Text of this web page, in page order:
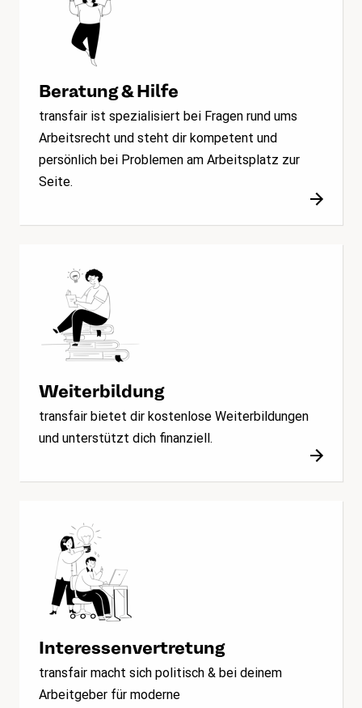
Beratung & Hilfe
transfair ist spezialisiert bei Fragen rund ums
Arbeitsrecht und steht dir kompetent und
persönlich bei Problemen am Arbeitsplatz zur
Seite.
Weiterbildung
transfair bietet dir kostenlose Weiterbildungen
und unterstützt dich finanziell.
Interessenvertretung
transfair macht sich politisch & bei deinem
Arbeitgeber für moderne